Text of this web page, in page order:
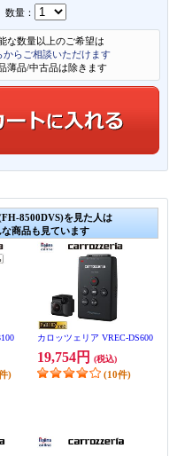
数量：
な数量以上のご希望は
からご相談いただけます
薄品/中古品は除きます
8500DVS)を見た人は
な商品も見ています
)
カロッツェリア VREC-DS600
19,754円 (税込)
(10件)